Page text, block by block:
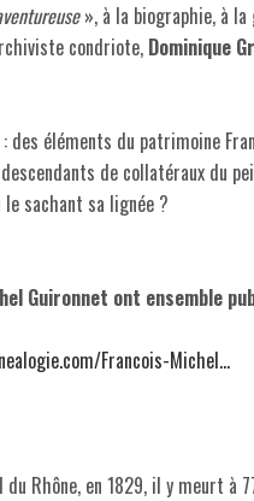
», à la biographie, à
condriote, Dominique
des éléments du patrimoine
de collatéraux du
sachant sa lignée ?
Guironnet ont ensemble
Francois-Michel…
Rhône, en 1829, il y meurt à